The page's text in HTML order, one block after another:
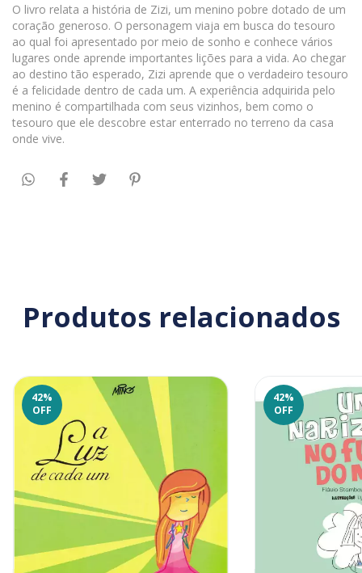
O livro relata a história de Zizi, um menino pobre dotado de um
coração generoso. O personagem viaja em busca do tesouro
ao qual foi apresentado por meio de sonho e conhece vários
lugares onde aprende importantes lições para a vida. Ao chegar
ao destino tão esperado, Zizi aprende que o verdadeiro tesouro
é a felicidade dentro de cada um. A experiência adquirida pelo
menino é compartilhada com seus vizinhos, bem como o
tesouro que ele descobre estar enterrado no terreno da casa
onde vive.
Produtos relacionados
42%
OFF
42%
OFF